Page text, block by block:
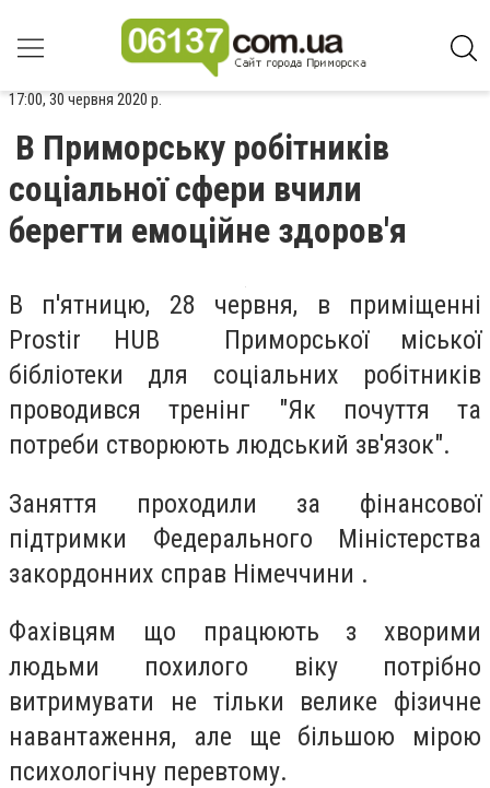
17:00, 30 червня 2020 р.
В Приморську робітників
соціальної сфери вчили
берегти емоційне здоров'я
В п'ятницю, 28 червня, в приміщенні
Prostir HUB Приморської міської
бібліотеки для соціальних робітників
проводився тренінг "Як почуття та
потреби створюють людський зв'язок".
Заняття проходили за фінансової
підтримки Федерального Міністерства
закордонних справ Німеччини .
Фахівцям що працюють з хворими
людьми похилого віку потрібно
витримувати не тільки велике фізичне
навантаження, але ще більшою мірою
психологічну перевтому.